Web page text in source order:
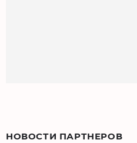
НОВОСТИ ПАРТНЕРОВ